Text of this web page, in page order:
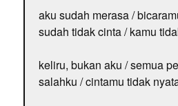
aku sudah merasa /
sudah tidak cinta / kamu
keliru, bukan aku / semua
salahku / cintamu tidak